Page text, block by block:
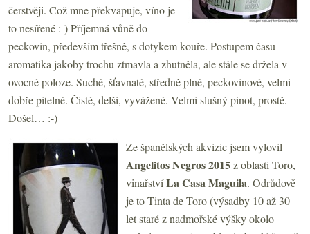
čerstvěji. Což mne překvapuje, víno je
to nesířené :-) Příjemná vůně do
peckovin, především třešně, s dotykem kouře. Postupem času
aromatika jakoby trochu ztmavla a zhutněla, ale stále se držela v
ovocné poloze. Suché, šťavnaté, středně plné, peckovinové, velmi
dobře pitelné. Čisté, delší, vyvážené. Velmi slušný pinot, prostě.
Došel… :-)
Ze španělských akvizic jsem vylovil
Angelitos Negros 2015z oblasti Toro,
vinařstvíLa Casa Maguila. Odrůdově
je to Tinta de Toro (výsadby 10 až 30
let staré z nadmořské výšky okolo